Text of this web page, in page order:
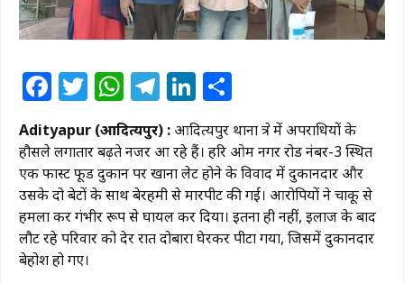
Facebook
Twitter
WhatsApp
Telegram
LinkedIn
Adityapur (आदित्यपुर) : आदित्यपुर थाना क्षेत्र में अपराधियों के
हौसले लगातार बढ़ते नजर आ रहे हैं। हरि ओम नगर रोड नंबर-3 स्थित
एक फास्ट फूड दुकान पर खाना लेट होने के विवाद में दुकानदार और
उसके दो बेटों के साथ बेरहमी से मारपीट की गई। आरोपियों ने चाकू से
हमला कर गंभीर रूप से घायल कर दिया। इतना ही नहीं, इलाज के बाद
लौट रहे परिवार को देर रात दोबारा घेरकर पीटा गया, जिसमें दुकानदार
बेहोश हो गए।